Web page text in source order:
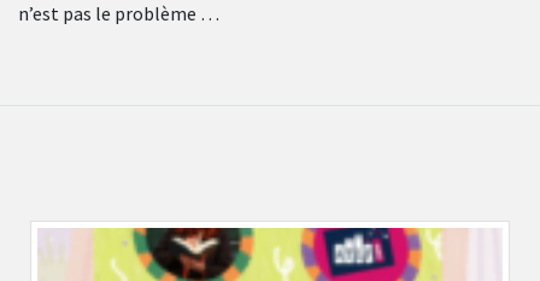
n’est pas le problème …